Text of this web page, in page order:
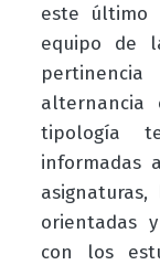
este último
equipo de
alternancia
tipología
informadas
orientadas
con los